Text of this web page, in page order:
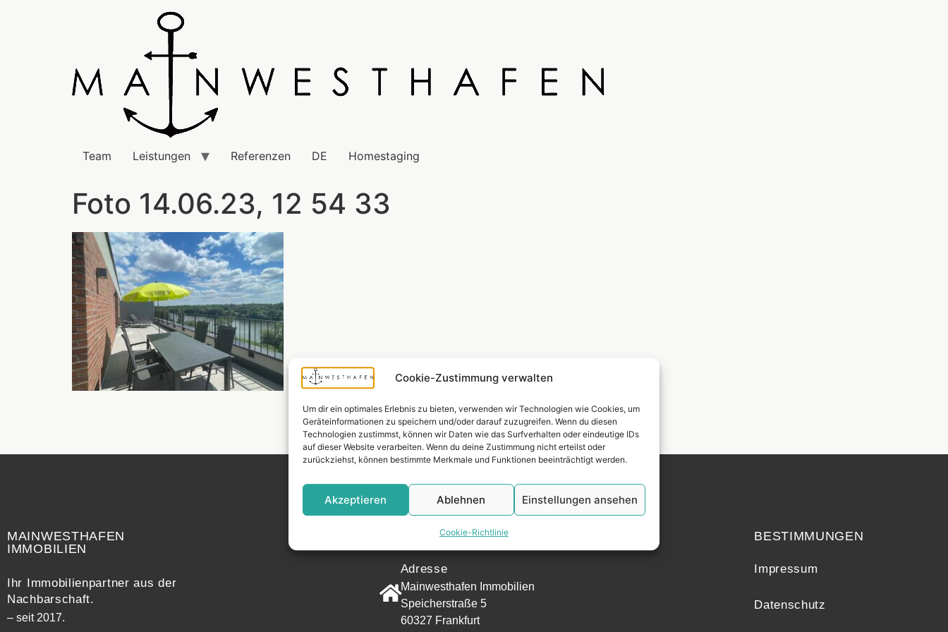
Cookie-Zustimmung verwalten
Um dir ein optimales Erlebnis zu bieten, verwenden wir Technologien wie Cookies, um
Geräteinformationen zu speichern und/oder darauf zuzugreifen. Wenn du diesen
Technologien zustimmst, können wir Daten wie das Surfverhalten oder eindeutige IDs
auf dieser Website verarbeiten. Wenn du deine Zustimmung nicht erteilst oder
zurückziehst, können bestimmte Merkmale und Funktionen beeinträchtigt werden.
Akzeptieren Ablehnen Einstellungen ansehen
Cookie-Richtlinie
Team Leistungen Referenzen DE Homestaging
Foto 14.06.23, 12 54 33
MAINWESTHAFEN
IMMOBILIEN
Ihr Immobilienpartner aus der
Nachbarschaft.
– seit 2017.
KONTAKT
Adresse
Mainwesthafen Immobilien
Speicherstraße 5
60327 Frankfurt
Widerrufsrecht
BESTIMMUNGEN
Impressum
Datenschutz